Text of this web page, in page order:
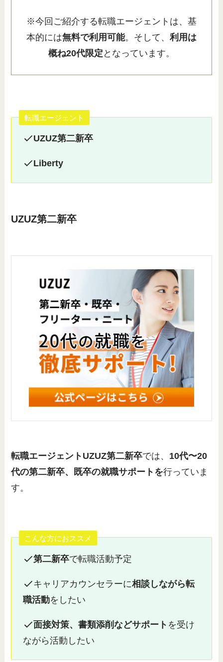
※今回ご紹介する転職エージェントは、基
本的には無料で利用可能。そして、 利用は
概ね20代限定 となっています。
転職エージェント
UZUZ第二新卒
Liberty
UZUZ第二新卒
転職エージェントUZUZ第二新卒では、 10代〜20
代の第二新卒、既卒の就職サポートを行っていま
す。
こんな方におススメ
第二新卒で転職活動予定
キャリアカウンセラーに相談しながら転
職活動をしたい
面接対策、書類添削などサポート を受け
ながら活動したい